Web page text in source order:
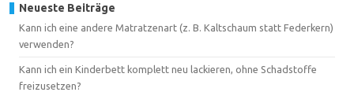
Neueste Beiträge
Kann ich eine andere Matratzenart (z. B. Kaltschaum statt Federkern)
verwenden?
Kann ich ein Kinderbett komplett neu lackieren, ohne Schadstoffe
freizusetzen?